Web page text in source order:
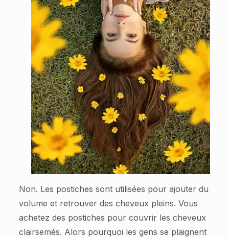
Non. Les postiches sont utilisées pour ajouter du
volume et retrouver des cheveux pleins. Vous
achetez des postiches pour couvrir les cheveux
clairsemés. Alors pourquoi les gens se plaignent